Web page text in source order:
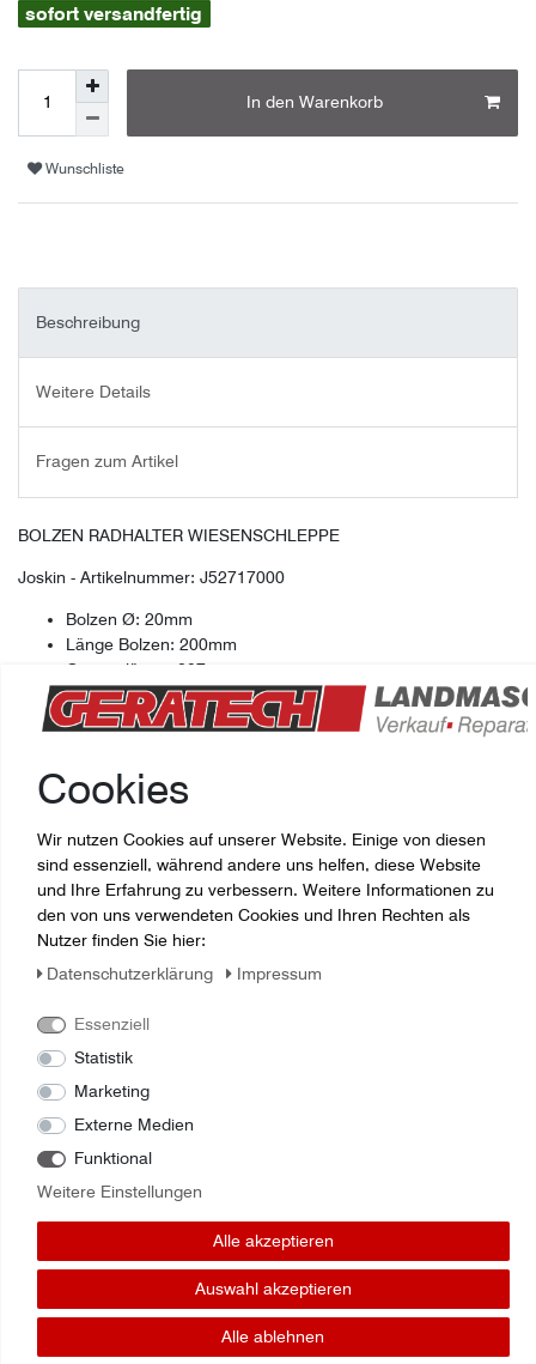
sofort versandfertig
In den Warenkorb
Wunschliste
Beschreibung
Weitere Details
Fragen zum Artikel
BOLZEN RADHALTER WIESENSCHLEPPE
Joskin - Artikelnummer: J52717000
Bolzen Ø: 20mm
Länge Bolzen: 200mm
Gesamtlänge: 207mm
Zuletzt angesehene Artikel:
Cookies
Wir nutzen Cookies auf unserer Website. Einige von diesen
sind essenziell, während andere uns helfen, diese Website
und Ihre Erfahrung zu verbessern. Weitere Informationen zu
den von uns verwendeten Cookies und Ihren Rechten als
Nutzer finden Sie hier:
Daten­schutz­erklärung
Impressum
Essenziell
Statistik
Marketing
Externe Medien
Funktional
Weitere Einstellungen
Alle akzeptieren
Auswahl akzeptieren
Alle ablehnen